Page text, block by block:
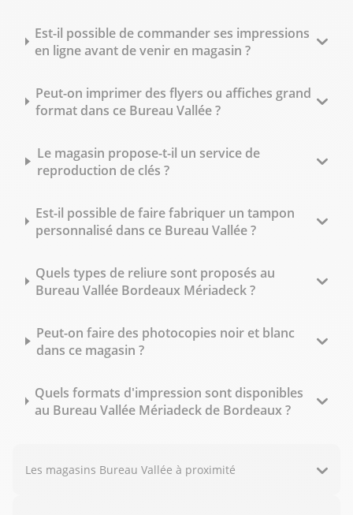
Est-il possible de commander ses impressions
en ligne avant de venir en magasin ?
Peut-on imprimer des flyers ou affiches grand
format dans ce Bureau Vallée ?
Le magasin propose-t-il un service de
reproduction de clés ?
Est-il possible de faire fabriquer un tampon
personnalisé dans ce Bureau Vallée ?
Quels types de reliure sont proposés au
Bureau Vallée Bordeaux Mériadeck ?
Peut-on faire des photocopies noir et blanc
dans ce magasin ?
Quels formats d'impression sont disponibles
au Bureau Vallée Mériadeck de Bordeaux ?
Les magasins Bureau Vallée à proximité